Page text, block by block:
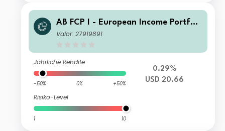
AB FCP I - European Income Portfoli
o C2 USD H Acc
Valor: 27919891
Jährliche Rendite
-50% 0% +50%
Risiko-Level
1 10
0.29%
USD 20.66